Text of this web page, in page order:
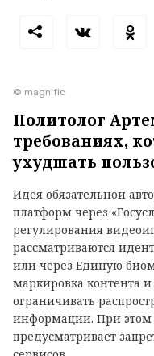
© magnific
Политолог
требованиях,
ухудшать
Идея обязательной
платформ через
регулирования
рассматриваются
или через Единую
маркировка контента
ограничивать
информации. При этом
предусматривает